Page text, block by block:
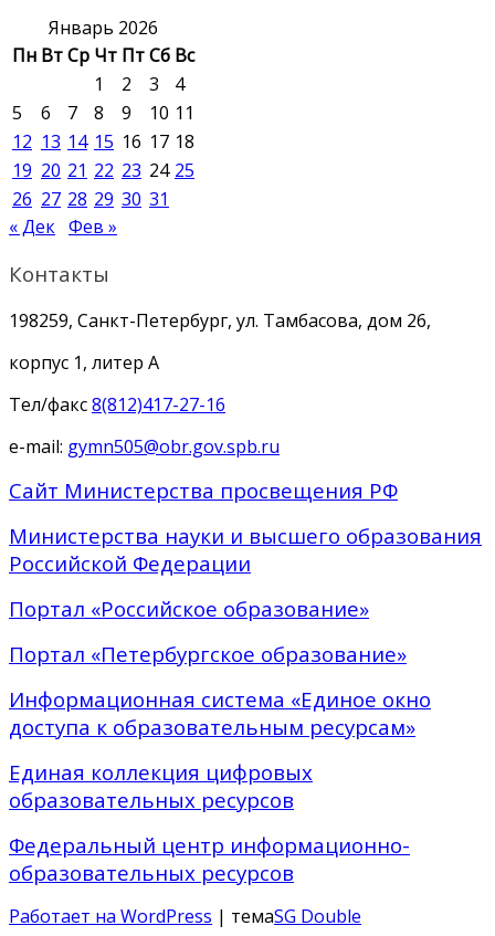
Январь 2026
Пн ВтСр Чт ПтСб Вс
1
2 3
4
5
6 7 8 9 10 11
12 13 14 15 16 17 18
19 20 21 22 23 24 25
26 27 28 29 30 31
« Дек Фев »
Контакты
198259, Санкт-Петербург, ул. Тамбасова, дом 26,
корпус 1, литер А
Тел/факс8(812)417-27-16
e-mail: gymn505@obr.gov.spb.ru
Сайт Министерства просвещения РФ
Министерства науки и высшего образования
Российской Федерации
Портал «Российское образование»
Портал «Петербургское образование»
Информационная система «Единое окно
доступа к образовательным ресурсам»
Единая коллекция цифровых
образовательных ресурсов
Федеральный центр информационно-
образовательных ресурсов
Работает на WordPress | темаSG Double